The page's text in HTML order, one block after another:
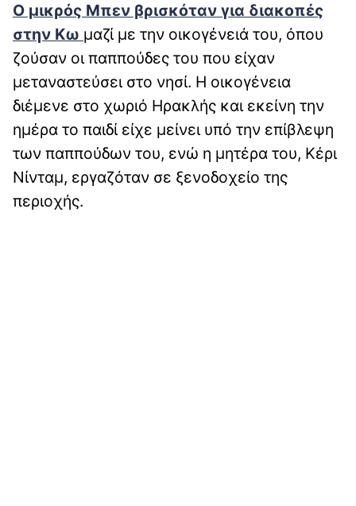
Ο μικρός Μπεν βρισκόταν για διακοπές
στην Κω μαζί με την οικογένειά του, όπου
ζούσαν οι παππούδες του που είχαν
μεταναστεύσει στο νησί. Η οικογένεια
διέμενε στο χωριό Ηρακλής και εκείνη την
ημέρα το παιδί είχε μείνει υπό την επίβλεψη
των παππούδων του, ενώ η μητέρα του, Κέρι
Νίνταμ, εργαζόταν σε ξενοδοχείο της
περιοχής.